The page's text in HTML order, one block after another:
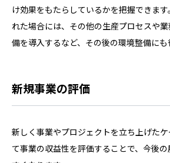
け効果をもたらしているかを把握できま
れた場合には、その他の生産プロセスや
備を導入するなど、その後の環境整備にも
新規事業の評価
新しく事業やプロジェクトを立ち上げた
て事業の収益性を評価することで、今後